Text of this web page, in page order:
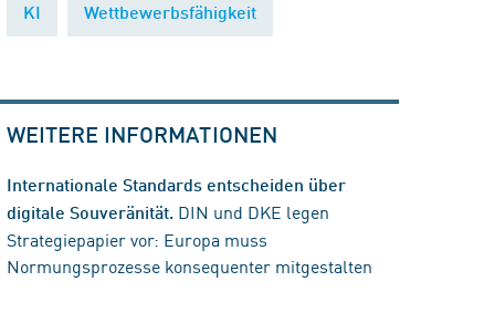
KI Wettbewerbsfähigkeit
WEITERE INFORMATIONEN
Internationale Standards entscheiden über
digitale Souveränität. DIN und DKE legen
Strategiepapier vor: Europa muss
Normungsprozesse konsequenter mitgestalten